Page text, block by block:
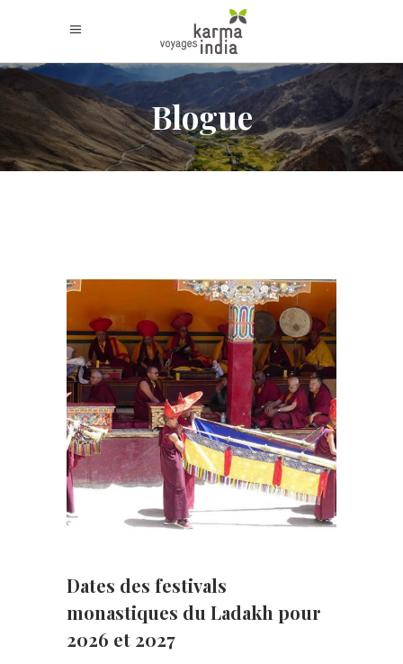
Blogue
Dates des festivals
monastiques du Ladakh pour
2026 et 2027